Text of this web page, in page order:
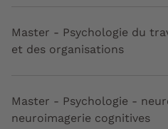
Master - Psychologie du
et des organisations
Master - Psychologie -
neuroimagerie cognitives